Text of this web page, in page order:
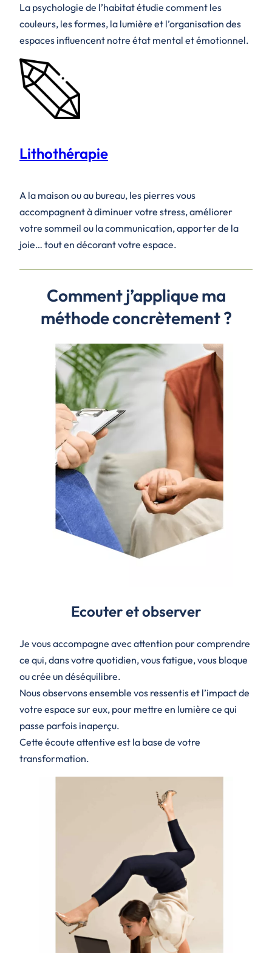
La psychologie de l’habitat étudie comment les
couleurs, les formes, la lumière et l’organisation des
espaces influencent notre état mental et émotionnel.
Lithothérapie
A la maison ou au bureau, les pierres vous
accompagnent à diminuer votre stress, améliorer
votre sommeil ou la communication, apporter de la
joie… tout en décorant votre espace.
Comment j’applique ma
méthode concrètement ?
Ecouter et observer
Je vous accompagne avec attention pour comprendre
ce qui, dans votre quotidien, vous fatigue, vous bloque
ou crée un déséquilibre.
Nous observons ensemble vos ressentis et l’impact de
votre espace sur eux, pour mettre en lumière ce qui
passe parfois inaperçu.
Cette écoute attentive est la base de votre
transformation.